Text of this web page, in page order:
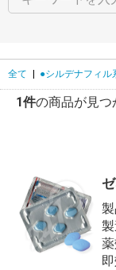
全て ●シルデナフィル
1件の商品が見つ